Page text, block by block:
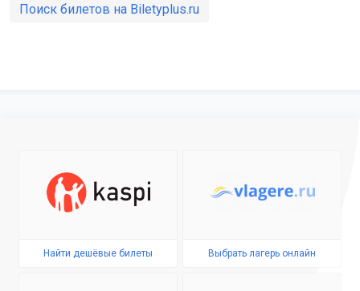
Поиск билетов на Biletyplus.ru
Найти дешёвые билеты Выбрать лагерь онлайн